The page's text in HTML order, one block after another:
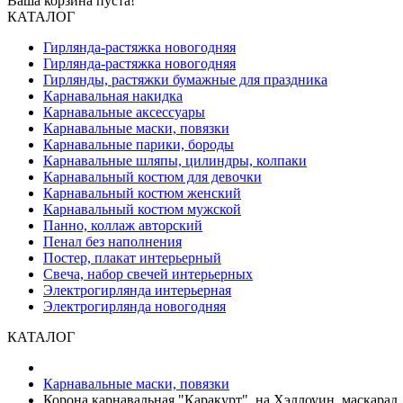
КАТАЛОГ
Гирлянда-растяжка новогодняя
Гирлянда-растяжка новогодняя
Гирлянды, растяжки бумажные для праздника
Карнавальная накидка
Карнавальные аксессуары
Карнавальные маски, повязки
Карнавальные парики, бороды
Карнавальные шляпы, цилиндры, колпаки
Карнавальный костюм для девочки
Карнавальный костюм женский
Карнавальный костюм мужской
Панно, коллаж авторский
Пенал без наполнения
Постер, плакат интерьерный
Свеча, набор свечей интерьерных
Электрогирлянда интерьерная
Электрогирлянда новогодняя
КАТАЛОГ
Карнавальные маски, повязки
Корона карнавальная "Каракурт", на Хэллоуин,